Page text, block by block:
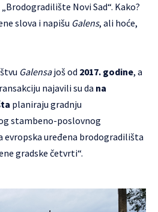
Novi Sad“. Kako?
slova i napišu Galens, ali hoće,
Galensajoš od 2017. godine, a
najavili su da na
planiraju gradnju
stambeno-poslovnog
evropska uređena brodogradilišta
gradske četvrti“.